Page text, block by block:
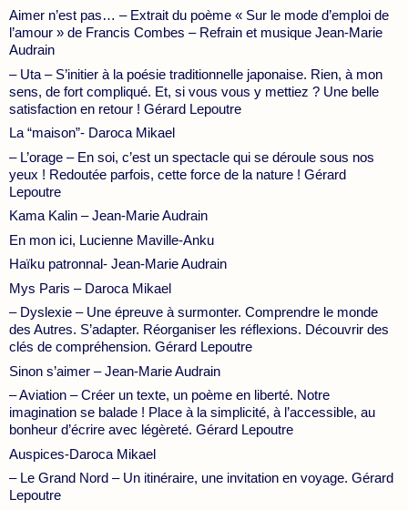
Aimer n’est pas… – Extrait du poème « Sur le mode d’emploi de
l’amour » de Francis Combes – Refrain et musique Jean-Marie
Audrain
– Uta – S’initier à la poésie traditionnelle japonaise. Rien, à mon
sens, de fort compliqué. Et, si vous vous y mettiez ? Une belle
satisfaction en retour ! Gérard Lepoutre
La “maison”- Daroca Mikael
– L’orage – En soi, c’est un spectacle qui se déroule sous nos
yeux ! Redoutée parfois, cette force de la nature ! Gérard
Lepoutre
Kama Kalin – Jean-Marie Audrain
En mon ici, Lucienne Maville-Anku
Haïku patronnal- Jean-Marie Audrain
Mys Paris – Daroca Mikael
– Dyslexie – Une épreuve à surmonter. Comprendre le monde
des Autres. S’adapter. Réorganiser les réflexions. Découvrir des
clés de compréhension. Gérard Lepoutre
Sinon s’aimer – Jean-Marie Audrain
– Aviation – Créer un texte, un poème en liberté. Notre
imagination se balade ! Place à la simplicité, à l’accessible, au
bonheur d’écrire avec légèreté. Gérard Lepoutre
Auspices-Daroca Mikael
– Le Grand Nord – Un itinéraire, une invitation en voyage. Gérard
Lepoutre